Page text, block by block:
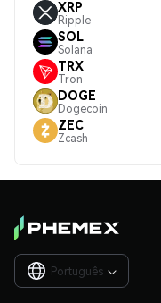
XRP
Ripple
SOL
Solana
TRX
Tron
DOGE
Dogecoin
ZEC
Zcash
Português 